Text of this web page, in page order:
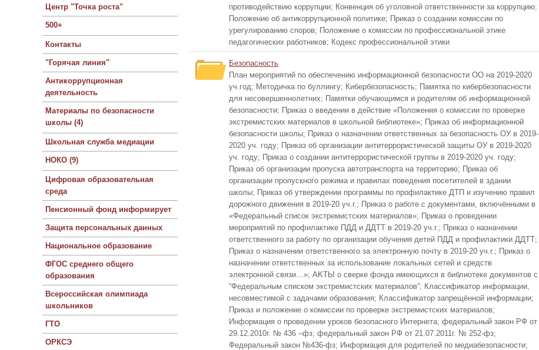
Центр "Точка роста"
500+
Контакты
"Горячая линия"
Антикоррупционная
деятельность
Материалы по безопасности
школы (4)
Школьная служба медиации
НОКО (9)
Цифровая образовательная
среда
Пенсионный фонд информирует
Защита персональных данных
Национальное образование
ФГОС среднего общего
образования
Всероссийская олимпиада
школьников
ГТО
ОРКСЭ
противодействию коррупции; Конвенция об уголовной ответственности за коррупцию;
Положение об антикоррупционной политике; Приказ о создании комиссии по
урегулированию споров; Положение о комиссии по профессиональной этике
педагогических работников; Кодекс профессиональной этики
Безопасность
План мероприятий по обеспечению информационной безопасности ОО на 2019-2020
уч.год; Методичка по буллингу; Кибербезопасность; Памятка по кибербезопасности
для несовершеннолетних; Памятки обучающимся и родителям об информационной
безопасности; Приказ о введении в действие «Положения о комиссии по проверке
экстремистских материалов в школьной библиотеке»; Приказ об информационной
безопасности школы; Приказ о назначении ответственных за безопасность ОУ в 2019-
2020 уч. году; Приказ об организации антитеррористической защиты ОУ в 2019-2020
уч. году; Приказ о создании антитеррористической группы в 2019-2020 уч. году;
Приказ об организации пропуска автотранспорта на территорию; Приказ об
организации пропускного режима и правилах поведения посетителей в здании
школы; Приказ об утверждении программы по профилактике ДТП и изучению правил
дорожного движения в 2019-20 уч.г.; Приказ о работе с документами, включёнными в
«Федеральный список экстремистских материалов»; Приказ о проведении
мероприятий по профилактике ПДД и ДДТТ в 2019-20 уч.г.; Приказ о назначении
ответственного за работу по организации обучения детей ПДД и профилактики ДДТТ;
Приказ о назначении ответственного за электронную почту в 2019-20 уч.г.; Приказ о
назначении ответственных за использование локальных сетей и средств
электронной связи…»; AKTЫ o cверке фонда имеющихся в библиотеке документов с
“Федеральным списком экстремистских материалов”; Классификатор информации,
несовместимой с задачами образования; Классификатор запрещённой информации;
Приказ и положение о комиссии по проверке экстремистских материалов;
Информация о проведении уроков безопасного Интернета; федеральный закон РФ от
29.12.2010г. № 436 –фз; федеральный закон РФ от 21.07.2011г. № 252-фз;
Федеральный закон №436-фз; Информация для родителей по медиабезопасности;